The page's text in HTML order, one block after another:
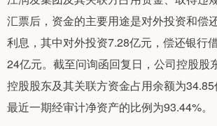
汇票后，资金的主要用途是对外投资和偿
利息，其中对外投资7.28亿元，偿还银行
24亿元。截至问询函回复日，公司控股股
控股股东及其关联方资金占用余额为
最近一期经审计净资产的比例为93.44%。